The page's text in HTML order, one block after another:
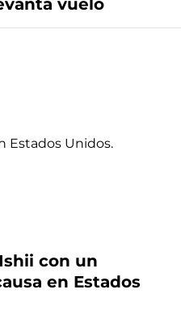
vuelo
con un
en Estados